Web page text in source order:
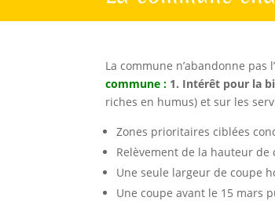
La commune n’abandonne
commune : 1. Intérêt pour la
riches en humus) et sur les
Zones prioritaires ciblées
Relèvement de la hauteur de
Une seule largeur de coupe
Une coupe avant le 15 mars